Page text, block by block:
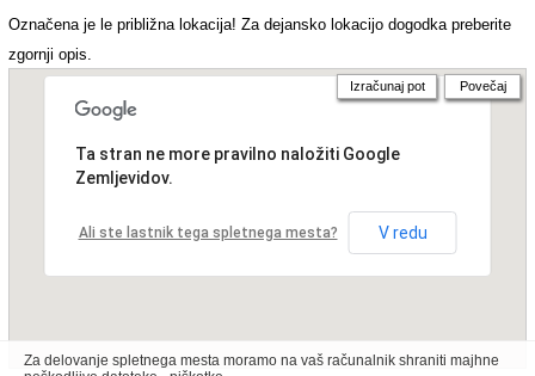
Označena je le približna lokacija! Za dejansko lokacijo dogodka preberite
zgornji opis.
Ta stran ne more pravilno naložiti Google
Zemljevidov.
Ali ste lastnik tega spletnega mesta? V redu
Izračunaj pot Povečaj
Za delovanje spletnega mesta moramo na vaš računalnik shraniti majhne